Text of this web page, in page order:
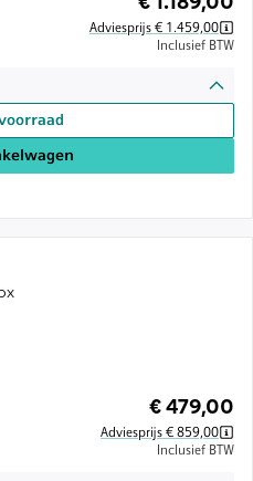
Adviesprijs € 1.459,00
Inclusief BTW
€ 479,00
Adviesprijs € 859,00
Inclusief BTW